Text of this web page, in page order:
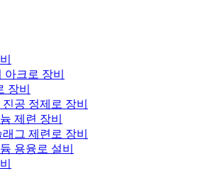
아크로 장비
장비
공 정제로 장비
제련 장비
그 제련로 장비
용융로 설비